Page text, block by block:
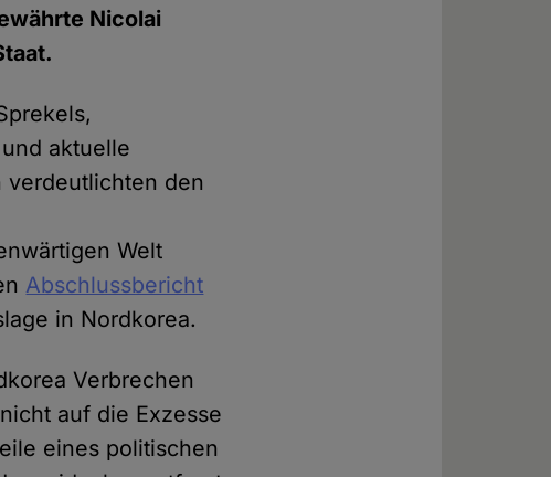
Nicolai
aktuelle
verdeutlichten den
Welt
Abschlussbericht
in Nordkorea.
Verbrechen
auf die Exzesse
eines politischen